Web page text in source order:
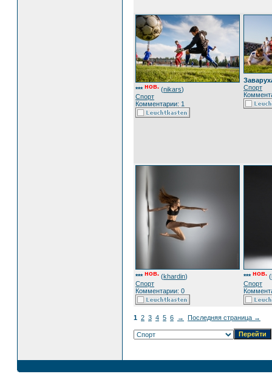
*** нов. (nikars)
Спорт
Комментарии: 1
Спорт
*** нов. (khardin)
Спорт
Комментарии: 0
*** нов. (
Спорт
1 2 3 4 5 6 → Последняя страница →